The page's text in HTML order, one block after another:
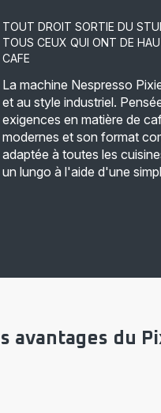
TOUT DROIT SORTIE DU
TOUS CEUX QUI ONT DE
CAFE
La machine Nespresso
et au style industriel.
exigences en matière de
modernes et son format
adaptée à toutes les
un lungo à l'aide d'une
avantages du